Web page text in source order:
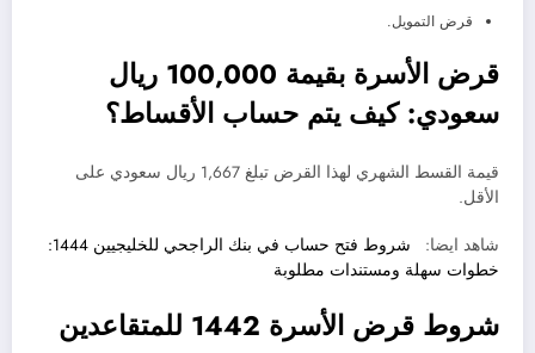
قرض التمويل.
قرض الأسرة بقيمة 100,000 ريال
سعودي: كيف يتم حساب الأقساط؟
قيمة القسط الشهري لهذا القرض تبلغ 1,667 ريال سعودي على
الأقل.
شاهد ايضا:
شروط فتح حساب في بنك الراجحي للخليجيين 1444:
خطوات سهلة ومستندات مطلوبة
شروط قرض الأسرة 1442 للمتقاعدين